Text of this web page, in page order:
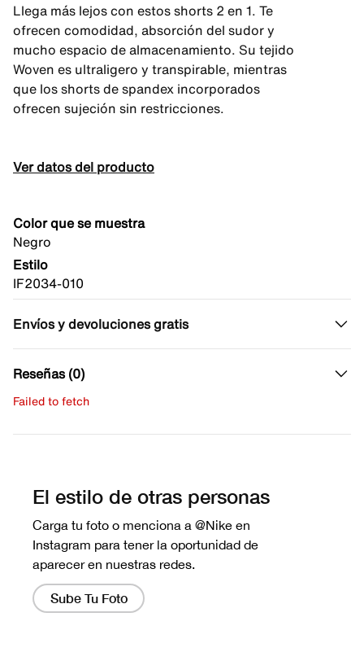
Llega más lejos con estos shorts 2 en 1. Te
ofrecen comodidad, absorción del sudor y
mucho espacio de almacenamiento. Su tejido
Woven es ultraligero y transpirable, mientras
que los shorts de spandex incorporados
ofrecen sujeción sin restricciones.
Ver datos del producto
Color que se muestra
Negro
Estilo
IF2034-010
Envíos y devoluciones gratis
Reseñas (0)
Failed to fetch